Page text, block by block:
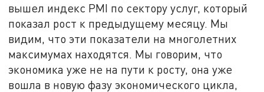
вышел индекс PMI по сектору услуг, который
показал рост к предыдущему месяцу. Мы
видим, что эти показатели на многолетних
максимумах находятся. Мы говорим, что
экономика уже не на пути к росту, она уже
вошла в новую фазу экономического цикла,